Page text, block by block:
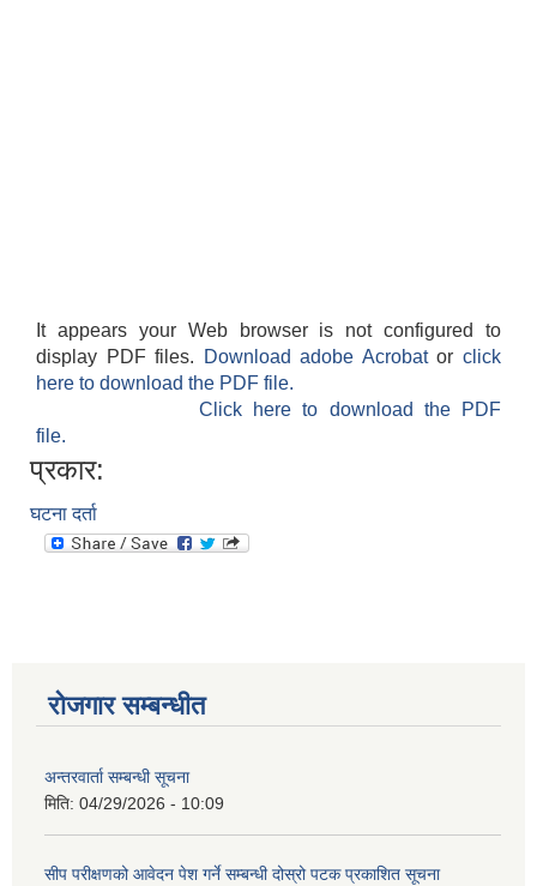
It appears your Web browser is not configured to
display PDF files.
Download adobe Acrobatorclick
here to download the PDF file.
Click here to download the PDF
file.
प्रकार:
घटना दर्ता
रोजगार सम्बन्धीत
अन्तरवार्ता सम्बन्धी सूचना
मिति: 04/29/2026 - 10:09
सीप परीक्षणको आवेदन पेश गर्ने सम्बन्धी दोस्रो पटक प्रकाशित सूचना